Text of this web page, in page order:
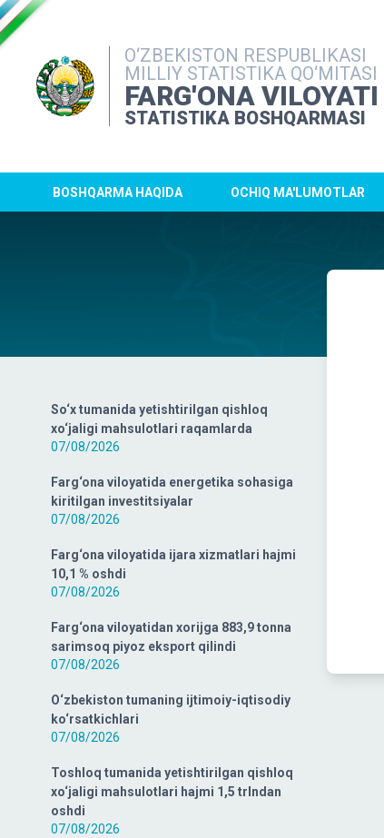
O‘ZBEKISTON RESPUBLIKASI
MILLIY STATISTIKA QO‘MITASI
FARG'ONA VILOYATI
STATISTIKA BOSHQARMASI
BOSHQARMA HAQIDA OCHIQ MA'LUMOTLAR
So‘x tumanida yetishtirilgan qishloq
xo‘jaligi mahsulotlari raqamlarda
07/08/2026
Farg‘ona viloyatida energetika sohasiga
kiritilgan investitsiyalar
07/08/2026
Farg‘ona viloyatida ijara xizmatlari hajmi
10,1 % oshdi
07/08/2026
Farg‘ona viloyatidan xorijga 883,9 tonna
sarimsoq piyoz eksport qilindi
07/08/2026
O‘zbekiston tumaning ijtimoiy-iqtisodiy
ko‘rsatkichlari
07/08/2026
Toshloq tumanida yetishtirilgan qishloq
xo‘jaligi mahsulotlari hajmi 1,5 trlndan
oshdi
07/08/2026